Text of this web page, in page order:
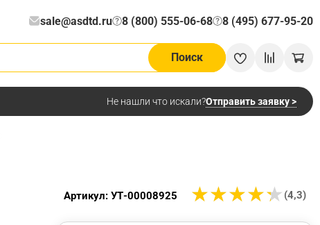
sale@asdtd.ru 8 (800) 555-06-68
? 8 (495) 677-95-20
?
Поиск
Не нашли что искали?Отправить заявку >
★★★★★
★★★★★ (4,3)
Артикул: УТ-00008925